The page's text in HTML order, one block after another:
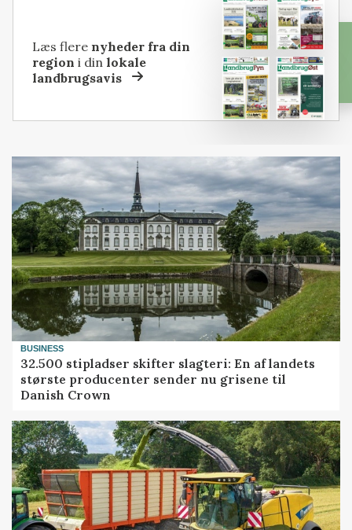
Læs flere nyheder fra din
region i dinlokale
landbrugsavis
BUSINESS
32.500 stipladser skifter slagteri: En af landets
største producenter sender nu grisene til
Danish Crown